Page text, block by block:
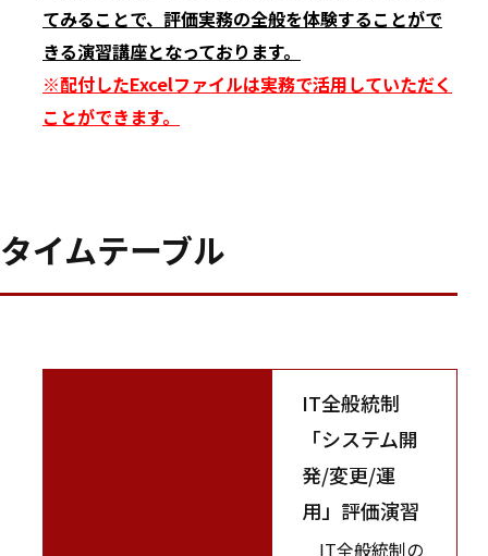
てみることで、評価実務の全般を体験することがで
きる演習講座となっております。
※配付したExcelファイルは実務で活用していただく
ことができます。
タイムテーブル
IT全般統制
「システム開
発/変更/運
用」評価演習
IT全般統制の